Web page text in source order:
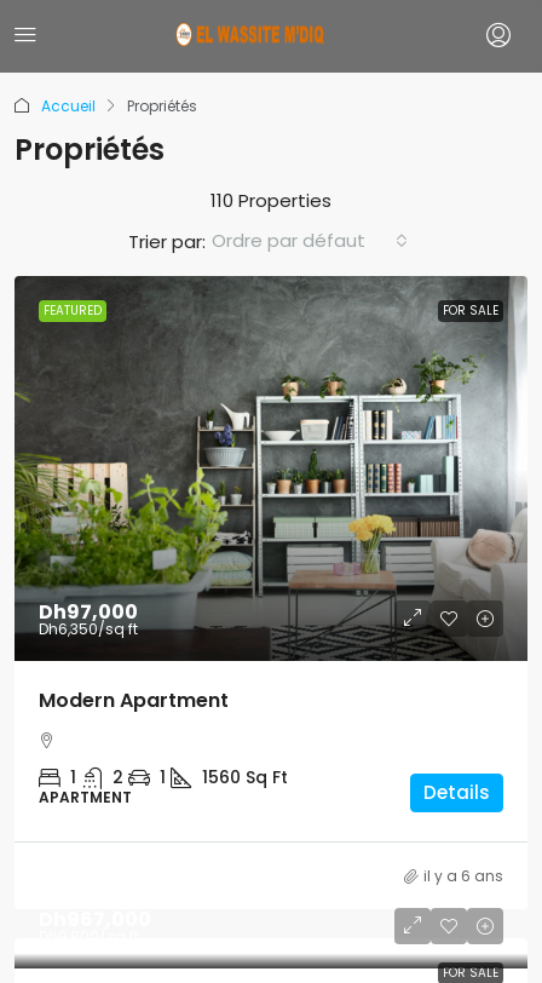
Accueil Propriétés
Propriétés
110 Properties
Trier par: Ordre par défaut
FEATURED FOR SALE
Dh97,000
Dh6,350/sq ft
Modern Apartment
1 2 1 1560 Sq Ft
APARTMENT Details
il y a 6 ans
FOR SALE